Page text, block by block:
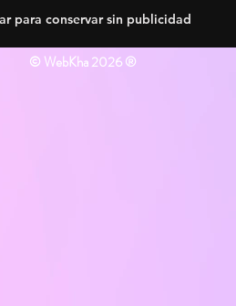
para conservar sin publicidad
© WebKha 2026 ®